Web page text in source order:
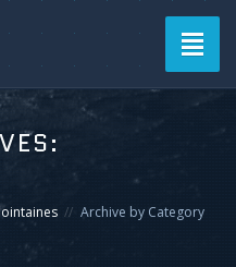
Archive by Category